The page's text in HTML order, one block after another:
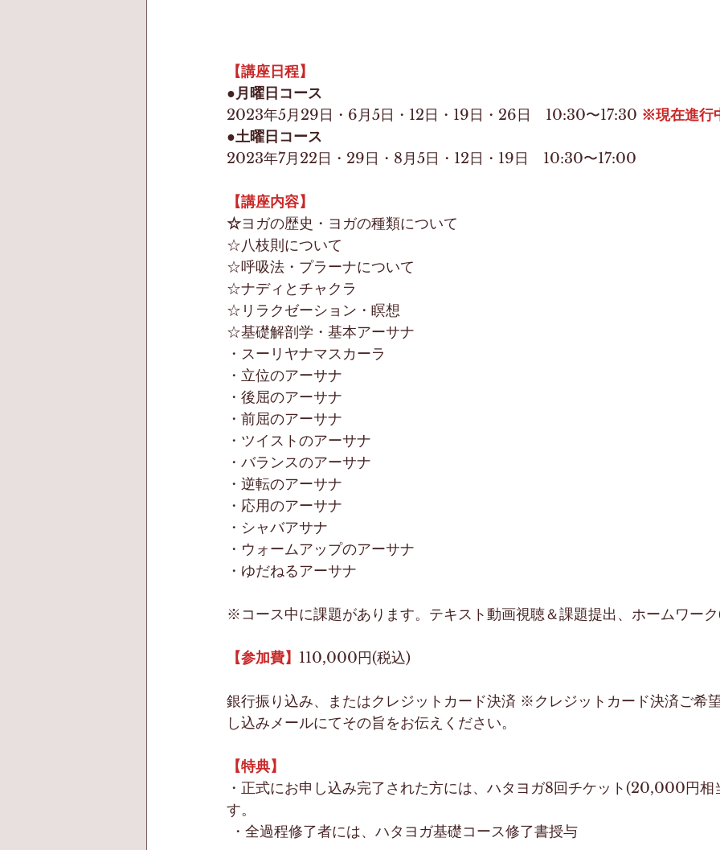
【講座日程】
●月曜日コース
2023年5月29日・6月5日・12日・19日・26日　10:30〜17:30 ※現在進行
●土曜日コース
2023年7月22日・29日・8月5日・12日・19日　10:30〜17:00
【講座内容】
☆ヨガの歴史・ヨガの種類について
☆八枝則について
☆呼吸法・プラーナについて
☆ナディとチャクラ
☆リラクゼーション・瞑想
☆基礎解剖学・基本アーサナ
・スーリヤナマスカーラ
・立位のアーサナ
・後屈のアーサナ
・前屈のアーサナ
・ツイストのアーサナ
・バランスのアーサナ
・逆転のアーサナ
・応用のアーサナ
・シャバアサナ
・ウォームアップのアーサナ
・ゆだねるアーサナ
※コース中に課題があります。テキスト動画視聴＆課題提出、ホームワ
【参加費】 110,000円(税込)
銀行振り込み、またはクレジットカード決済 ※クレジットカード決済ご希
し込みメールにてその旨をお伝えください。
【特典】
・正式にお申し込み完了された方には、ハタヨガ8回チケット(20,000円相
す。
・全過程修了者には、ハタヨガ基礎コース修了書授与